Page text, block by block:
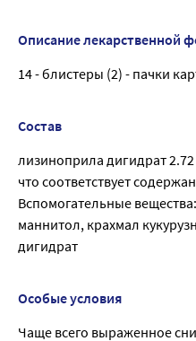
Описание лекарственной
14 - блистеры (2) - пачки
Состав
лизиноприла дигидрат
что соответствует
Вспомогательные
маннитол, крахмал
дигидрат
Особые условия
Чаще всего выраженное